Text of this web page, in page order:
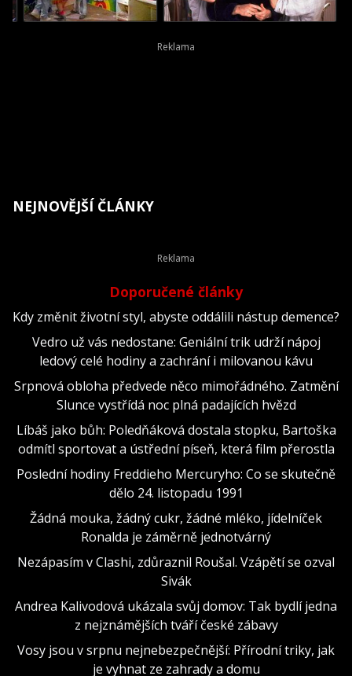
NEJNOVĚJŠÍ ČLÁNKY
Doporučené články
Kdy změnit životní styl, abyste oddálili nástup demence?
Vedro už vás nedostane: Geniální trik udrží nápoj
ledový celé hodiny a zachrání i milovanou kávu
Srpnová obloha předvede něco mimořádného. Zatmění
Slunce vystřídá noc plná padajících hvězd
Líbáš jako bůh: Poledňáková dostala stopku, Bartoška
odmítl sportovat a ústřední píseň, která film přerostla
Poslední hodiny Freddieho Mercuryho: Co se skutečně
dělo 24. listopadu 1991
Žádná mouka, žádný cukr, žádné mléko, jídelníček
Ronalda je záměrně jednotvárný
Nezápasím v Clashi, zdůraznil Roušal. Vzápětí se ozval
Sivák
Andrea Kalivodová ukázala svůj domov: Tak bydlí jedna
z nejznámějších tváří české zábavy
Vosy jsou v srpnu nejnebezpečnější: Přírodní triky, jak
je vyhnat ze zahrady a domu